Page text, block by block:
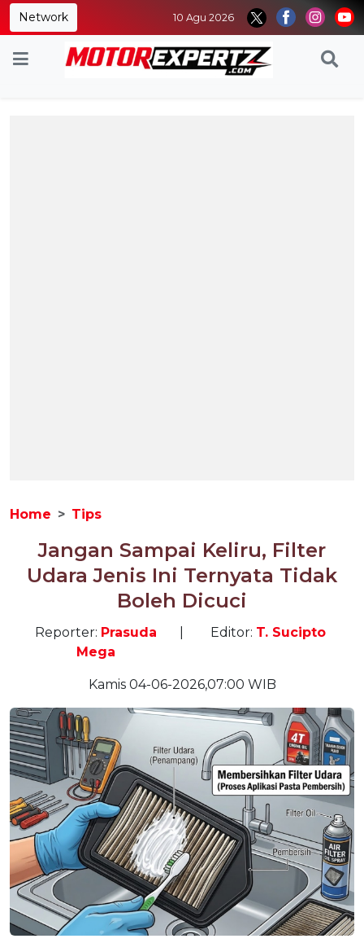
Network 10 Agu 2026
Home Tips
Jangan Sampai Keliru, Filter
Udara Jenis Ini Ternyata Tidak
Boleh Dicuci
Reporter: Prasuda
Mega
Editor: T. Sucipto
Kamis 04-06-2026,07:00 WIB